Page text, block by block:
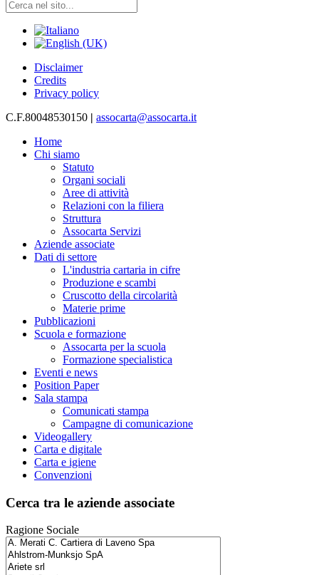
Disclaimer
Credits
Privacy policy
C.F.80048530150 | assocarta@assocarta.it
Home
Chi siamo
Statuto
Organi sociali
Aree di attività
Relazioni con la filiera
Struttura
Assocarta Servizi
Aziende associate
Dati di settore
L'industria cartaria in cifre
Produzione e scambi
Cruscotto della circolarità
Materie prime
Pubblicazioni
Scuola e formazione
Assocarta per la scuola
Formazione specialistica
Eventi e news
Position Paper
Sala stampa
Comunicati stampa
Campagne di comunicazione
Videogallery
Carta e digitale
Carta e igiene
Convenzioni
Cerca tra le aziende associate
Ragione Sociale